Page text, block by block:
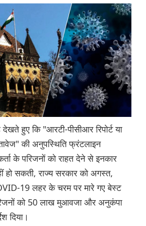
देखते हुए कि "आरटी-पीसीआर रिपोर्ट या
की अनुपस्थिति फ्रंटलाइन
के परिजनों को राहत देने से इनकार
हो सकती, राज्य सरकार को अगस्त,
19 लहर के चरम पर मारे गए बेस्ट
को 50 लाख मुआवजा और अनुकंपा
दिया।